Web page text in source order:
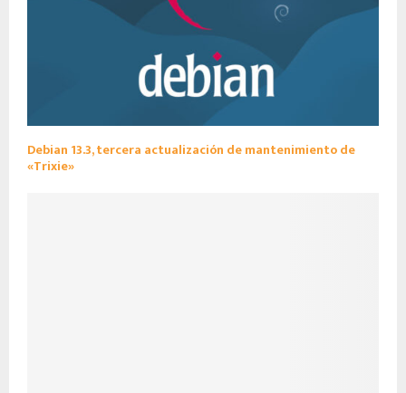
Debian 13.3, tercera actualización de mantenimiento de
«Trixie»